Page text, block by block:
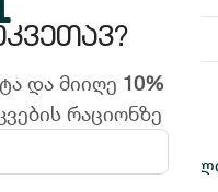
და მიიღე 10%
რაციონზე
დაგავიწყდათ